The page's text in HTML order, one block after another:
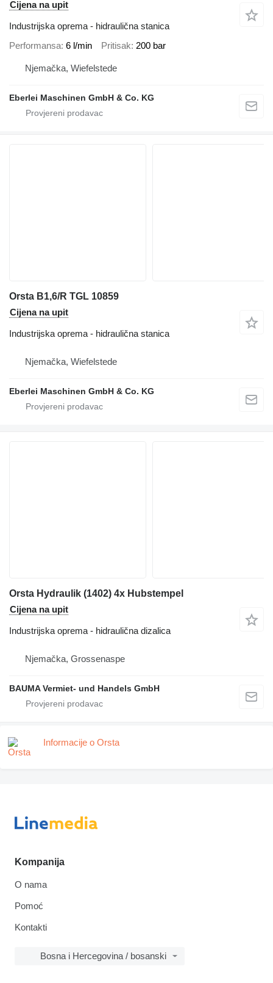
Cijena na upit
Industrijska oprema - hidraulična stanica
Performansa 6 l/min Pritisak 200 bar
Njemačka, Wiefelstede
Eberlei Maschinen GmbH & Co. KG
Orsta B1,6/R TGL 10859
Cijena na upit
Industrijska oprema - hidraulična stanica
Njemačka, Wiefelstede
Eberlei Maschinen GmbH & Co. KG
Orsta Hydraulik (1402) 4x Hubstempel
Cijena na upit
Industrijska oprema - hidraulična dizalica
Njemačka, Grossenaspe
BAUMA Vermiet- und Handels GmbH
Informacije o Orsta
Kompanija
O nama
Pomoć
Kontakti
Bosna i Hercegovina / bosanski